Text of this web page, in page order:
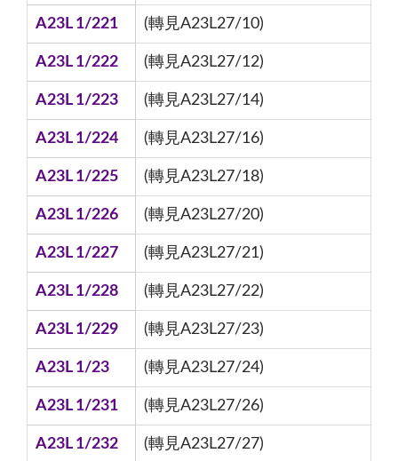
A23L 1/221 (轉見A23L27/10)
A23L 1/222 (轉見A23L27/12)
A23L 1/223 (轉見A23L27/14)
A23L 1/224 (轉見A23L27/16)
A23L 1/225 (轉見A23L27/18)
A23L 1/226 (轉見A23L27/20)
A23L 1/227 (轉見A23L27/21)
A23L 1/228 (轉見A23L27/22)
A23L 1/229 (轉見A23L27/23)
A23L 1/23 (轉見A23L27/24)
A23L 1/231 (轉見A23L27/26)
A23L 1/232 (轉見A23L27/27)